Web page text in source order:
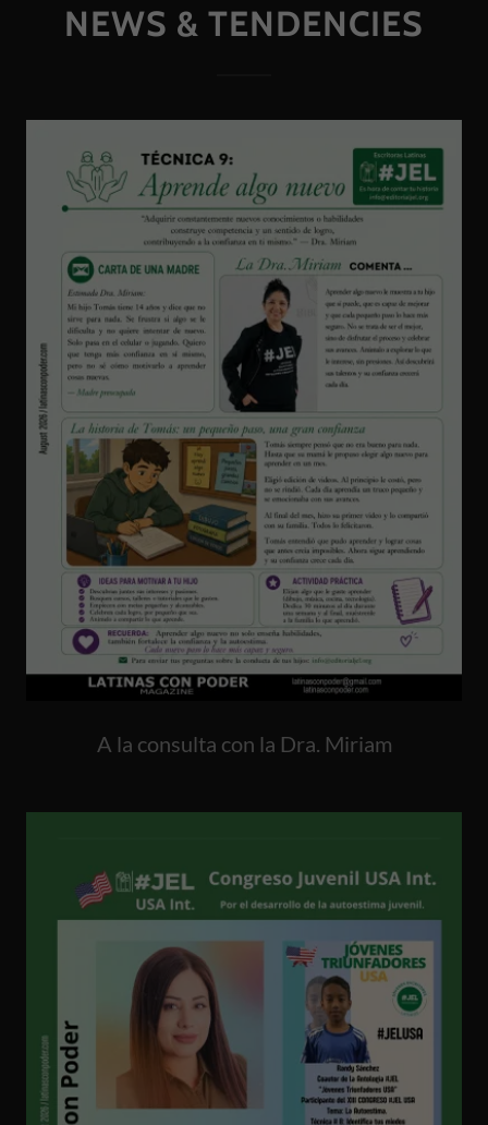
NEWS & TENDENCIES
A la consulta con la Dra. Miriam